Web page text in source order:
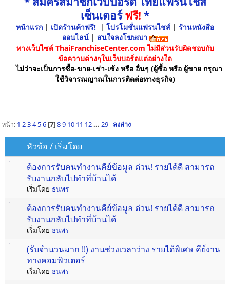
เซ็นเตอร์ฟรี! *
หน้าแรก | เปิดร้านค้าฟรี! | โปรโมชั่นแฟรนไชส์ | ร้านหนังสือ
ออนไลน์ | สนใจลงโฆษณา
ทางเว็บไซต์ ThaiFranchiseCenter.com ไม่มีส่วนรับผิดชอบกับ
ข้อความต่างๆในเว็บบอร์ดแต่อย่างใด
ไม่ว่าจะเป็นการซื้อ-ขาย-เช่า-เซ้ง หรือ อื่นๆ (ผู้ซื้อ หรือ ผู้ขาย กรุณา
ใช้วิจารณญาณในการติดต่อทางธุรกิจ)
หน้า: 1 2 3 4 5 6[7]8 9 10 11 12 ... 29 ลงล่าง
หัวข้อ / เริ่มโดย
ต้องการรับคนทำงานคีย์ข้อมูล ด่วน! รายได้ดี สามารถ
รับงานกลับไปทำที่บ้านได้
เริ่มโดย ธนพร
ต้องการรับคนทำงานคีย์ข้อมูล ด่วน! รายได้ดี สามารถ
รับงานกลับไปทำที่บ้านได้
เริ่มโดย ธนพร
(รับจำนวนมาก !!) งานช่วงเวลาว่าง รายได้พิเศษ คีย์งาน
ทางคอมพิวเตอร์
เริ่มโดย ธนพร